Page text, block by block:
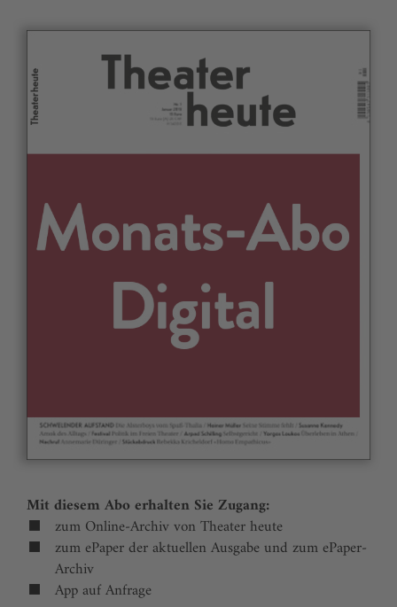
Mit diesem Abo erhalten Sie Zugang:
zum Online-Archiv von Theater heute
zum ePaper der aktuellen Ausgabe und zum ePaper-
Archiv
App auf Anfrage